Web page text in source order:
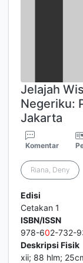
Jelajah
Negeriku:
Jakarta
Komentar
Riana, Deny
Edisi
Cetakan 1
ISBN/ISSN
978-602-732-
Deskripsi Fisik
xii; 88 hlm;